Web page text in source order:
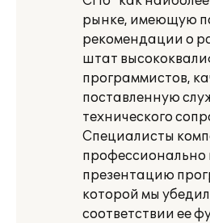
рынке, имеющую
рекомендации о
штат
программистов,
поставленную
технического
Специалисты
профессионально
презентацию
которой мы
соответствии ее